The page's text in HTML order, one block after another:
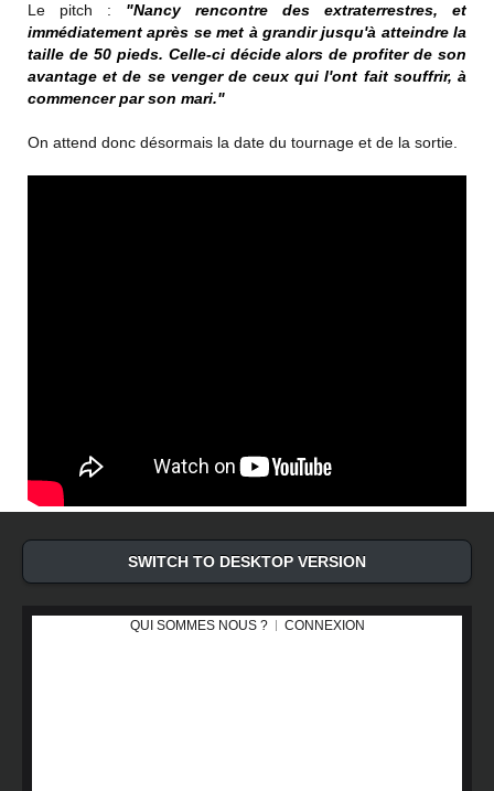
Le pitch : "Nancy rencontre des extraterrestres, et
immédiatement après se met à grandir jusqu'à atteindre la
taille de 50 pieds. Celle-ci décide alors de profiter de son
avantage et de se venger de ceux qui l'ont fait souffrir, à
commencer par son mari."
On attend donc désormais la date du tournage et de la sortie.
SWITCH TO DESKTOP VERSION
QUI SOMMES NOUS ? CONNEXION